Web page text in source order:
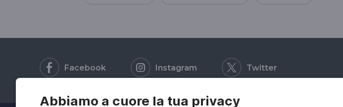
Abbiamo a cuore la tua privacy
Facebook Instagram Twitter